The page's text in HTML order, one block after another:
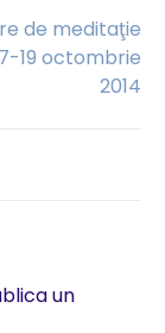
de meditaţie
19 octombrie
2014
un